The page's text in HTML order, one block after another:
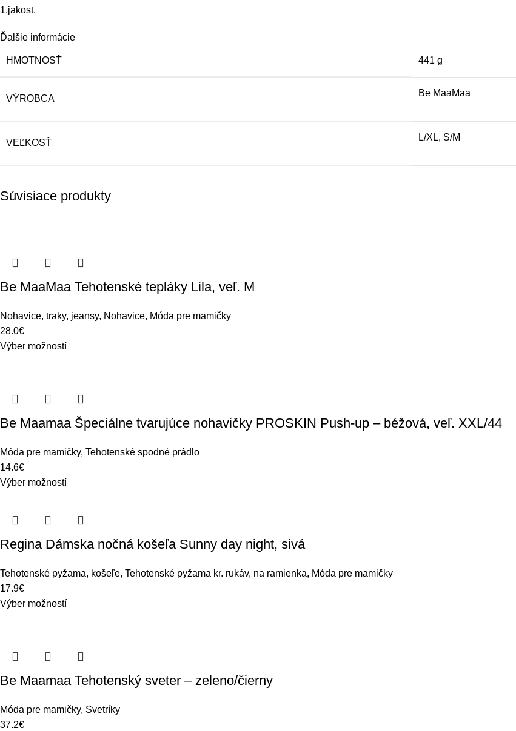
1.jakost.
Ďalšie informácie
HMOTNOSŤ 441 g
VÝROBCA
Be MaaMaa
VEĽKOSŤ
L/XL, S/M
Súvisiace produkty
Be MaaMaa Tehotenské tepláky Lila, veľ. M
Nohavice, traky, jeansy, Nohavice, Móda pre mamičky
28.0€
Výber možností
Be Maamaa Špeciálne tvarujúce nohavičky PROSKIN Push-up – béžová, veľ. XXL/44
Móda pre mamičky, Tehotenské spodné prádlo
14.6€
Výber možností
Regina Dámska nočná košeľa Sunny day night, sivá
Tehotenské pyžama, košeľe, Tehotenské pyžama kr. rukáv, na ramienka, Móda pre mamičky
17.9€
Výber možností
Be Maamaa Tehotenský sveter – zeleno/čierny
Móda pre mamičky, Svetríky
37.2€